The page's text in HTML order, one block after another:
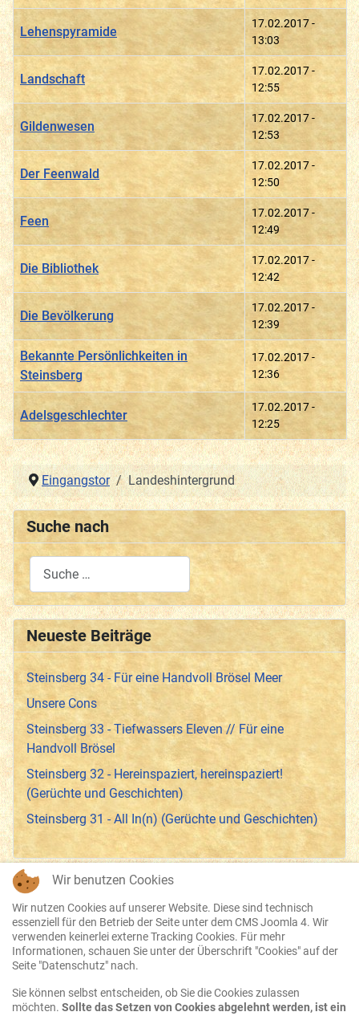
Beiträge
Lehenspyramide
17.02.2017 -
13:03
Landschaft
17.02.2017 -
12:55
Gildenwesen
17.02.2017 -
12:53
Der Feenwald
17.02.2017 -
12:50
Feen
17.02.2017 -
12:49
Die Bibliothek
17.02.2017 -
12:42
Die Bevölkerung
17.02.2017 -
12:39
Bekannte Persönlichkeiten in
Steinsberg
17.02.2017 -
12:36
Adelsgeschlechter
17.02.2017 -
12:25
Eingangstor Landeshintergrund
Suche nach
Type 2 or more characters for results.
Neueste Beiträge
Steinsberg 34 - Für eine Handvoll Brösel Meer
Unsere Cons
Steinsberg 33 - Tiefwassers Eleven // Für eine
Handvoll Brösel
Steinsberg 32 - Hereinspaziert, hereinspaziert!
(Gerüchte und Geschichten)
Steinsberg 31 - All In(n) (Gerüchte und Geschichten)
Datenschutz
Disclaimer
Impressum
Wir benutzen Cookies
Wir nutzen Cookies auf unserer Website. Diese sind technisch
essenziell für den Betrieb der Seite unter dem CMS Joomla 4. Wir
verwenden keinerlei externe Tracking Cookies. Für mehr
Informationen, schauen Sie unter der Überschrift "Cookies" auf der
Seite "Datenschutz" nach.
Sie können selbst entscheiden, ob Sie die Cookies zulassen
möchten. Sollte das Setzen von Cookies abgelehnt werden, ist ein